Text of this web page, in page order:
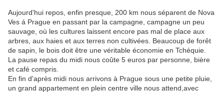
Aujourd'hui repos, enfin presque, 200 km nous séparent de Nova
Ves á Prague en passant par la campagne, campagne un peu
sauvage, où les cultures laissent encore pas mal de place aux
arbres, aux haies et aux terres non cultivées. Beaucoup de forêt
de sapin, le bois doit être une véritable économie en Tchéquie.
La pause repas du midi nous coûte 5 euros par personne, bière
et café compris.
En fin d'après midi nous arrivons à Prague sous une petite pluie,
un grand appartement en plein centre ville nous attend,avec